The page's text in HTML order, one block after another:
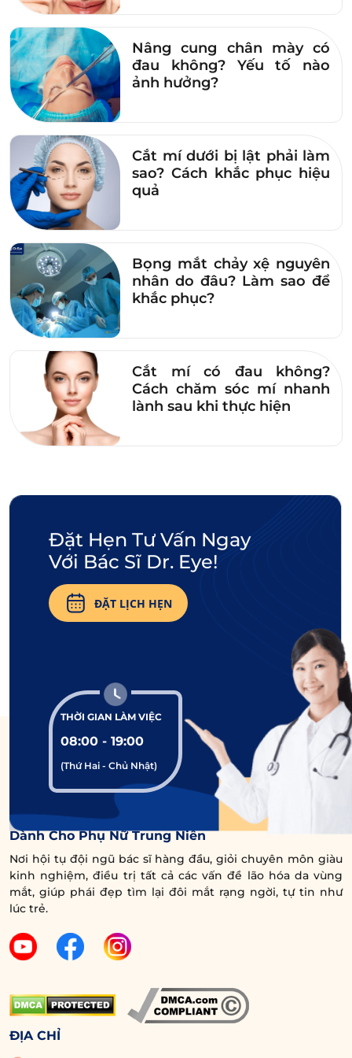
mong muốn, bạn có thể sử dụng chì kẻ mày
để định hình và tô đậm phần bên trong.
Phương pháp này cho phép bạn thay đổi
linh hoạt dáng mày theo phong cách yêu
thích. Tuy nhiên, sau khi tẩy trang chân mày
sẽ trở lại như cũ, điều này có thể khiến bạn
mất thời gian mỗi khi trang điểm.
Phun xăm chân mày: Đây là phương pháp
lâu dài và phù hợp với những ai muốn giữ
dáng lông mày xếch mà không cần chỉnh
sửa thường xuyên. Các chuyên gia thẩm mỹ
sẽ tư vấn và giúp bạn chọn lựa dáng mày
phù hợp nhất với cấu trúc khuôn mặt. Đồng
thời có thể điều chỉnh một chút đường nét
để tránh làm gương mặt trông quá dữ dằn,
giữ lại vẻ đẹp tự nhiên và mềm mại.
Phun xăm chân mày là giải pháp thẩm mỹ giúp tạo dáng
Nhìn chung,lông mày xếch
cao không chỉ
giúp đôi mắt trở nên to tròn và cuốn hút, mà
còn mang lại vẻ sắc sảo, trẻ trung cho khuôn
mặt. Ngược lại, khi lông mày chảy xệ, điều này
thường xảy ra do quá trình lão hóa tự nhiên,
khiến ‘cửa sổ tâm hồn’ trông u buồn và mệt
mỏi. Trong trường hợp này, chị em có thể
tham khảo các dịch vụ nâng cung chân mày
để đưa chân mày lên cao, tạo sự hài hòa và
tươi trẻ cho gương mặt.
có đau không? Yếu tố
nào ảnh hưởng?
Nâng cung chân mày có
đau không? Yếu tố nào
ảnh hưởng?
Cắt mí dưới bị lật phải làm
sao? Cách khắc phục hiệu
quả
Bọng mắt chảy xệ nguyên
nhân do đâu? Làm sao để
khắc phục?
Cắt mí có đau không?
Cách chăm sóc mí nhanh
lành sau khi thực hiện
THỜI GIAN LÀM VIỆC
08:00 - 19:00
(Thứ Hai - Chủ Nhật)
Đặt Hẹn Tư Vấn Ngay
Với Bác Sĩ Dr. Eye!
ĐẶT LỊCH HẸN
Trung Tâm Chuyên Sâu Chống Lão Hóa Vùng Mắt
Dành Cho Phụ Nữ Trung Niên
Nơi hội tụ đội ngũ bác sĩ hàng đầu, giỏi chuyên môn giàu
kinh nghiệm, điều trị tất cả các vấn đề lão hóa da vùng
mắt, giúp phái đẹp tìm lại đôi mắt rạng ngời, tự tin như
lúc trẻ.
ĐỊA CHỈ